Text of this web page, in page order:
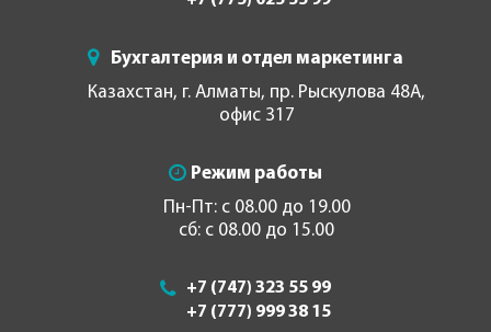
Бухгалтерия и отдел маркетинга
Казахстан, г. Алматы, пр. Рыскулова 48А,
офис 317
Режим работы
Пн-Пт: с 08.00 до 19.00
сб: с 08.00 до 15.00
+7 (747) 323 55 99
+7 (777) 999 38 15